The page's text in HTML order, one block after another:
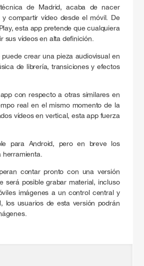
de Madrid, acaba de nacer
compartir vídeo desde el móvil. De
esta app pretende que cualquiera
sus vídeos en alta definición.
crear una pieza audiovisual en
de librería, transiciones y efectos
con respecto a otras similares en
real en el mismo momento de la
vídeos en vertical, esta app fuerza
para Android, pero en breve los
contar pronto con una versión
será posible grabar material, incluso
imágenes a un control central y
los usuarios de esta versión podrán